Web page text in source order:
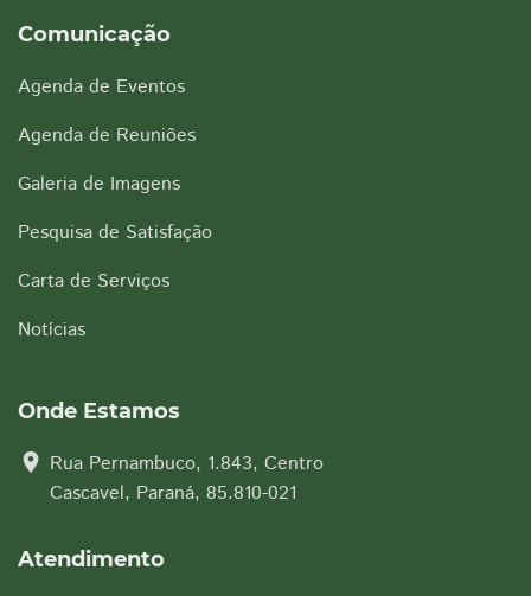
Comunicação
Agenda de Eventos
Agenda de Reuniões
Galeria de Imagens
Pesquisa de Satisfação
Carta de Serviços
Notícias
Onde Estamos
location_on Rua Pernambuco, 1.843, Centro
Cascavel, Paraná, 85.810-021
Atendimento